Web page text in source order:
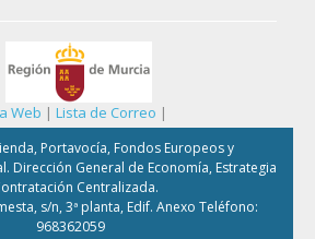
Web | Lista de Correo |
Portavocía, Fondos Europeos y
Dirección General de Economía, Estrategia
Centralizada.
s/n, 3ª planta, Edif. Anexo Teléfono:
968362059